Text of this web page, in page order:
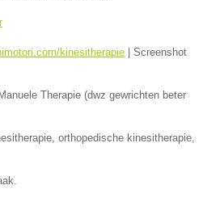
kinesitherapie
Screenshot
Therapie (dwz gewrichten beter
orthopedische kinesitherapie,